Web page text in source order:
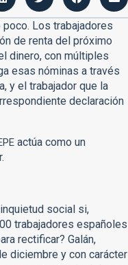
Los trabajadores
de renta del próximo
dinero, con múltiples
esas nóminas a través
y el trabajador que la
declaración
actúa como un
social si,
trabajadores españoles
rectificar? Galán,
diciembre y con carácter